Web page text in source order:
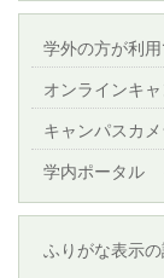
学外の方が利
オンラインキ
キャンパスカメ
学内ポータル
ふりがな表示